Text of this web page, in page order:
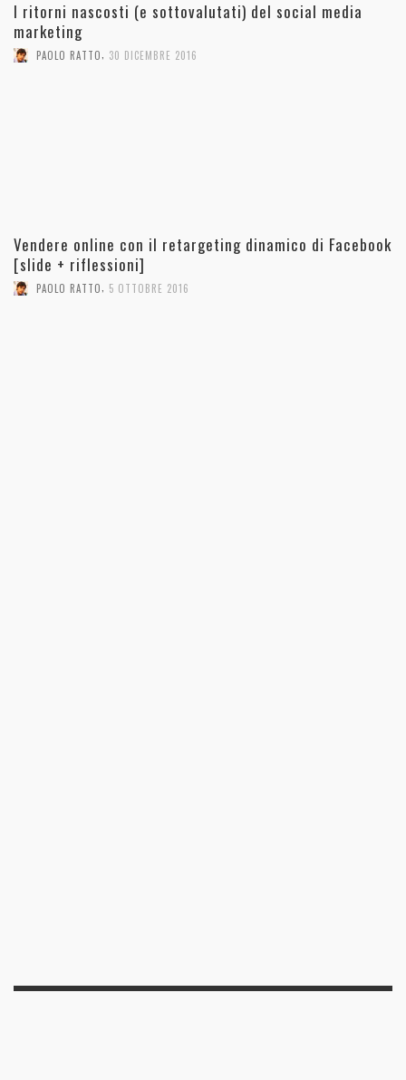
I ritorni nascosti (e sottovalutati) del social media
marketing
PAOLO RATTO, 30 DICEMBRE 2016
Vendere online con il retargeting dinamico di Facebook
[slide + riflessioni]
PAOLO RATTO 5 OTTOBRE 2016